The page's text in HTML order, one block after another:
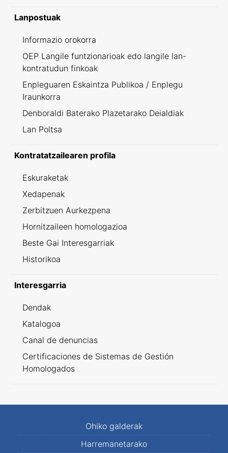
Lanpostuak
Informazio orokorra
OEP Langile funtzionarioak edo langile lan-
kontratudun finkoak
Enpleguaren Eskaintza Publikoa / Enplegu
Iraunkorra
Denboraldi Baterako Plazetarako Deialdiak
Lan Poltsa
Kontratatzailearen profila
Eskuraketak
Xedapenak
Zerbitzuen Aurkezpena
Hornitzaileen homologazioa
Beste Gai Interesgarriak
Historikoa
Interesgarria
Dendak
Katalogoa
Canal de denuncias
Certificaciones de Sistemas de Gestión
Homologados
Ohiko galderak
Harremanetarako